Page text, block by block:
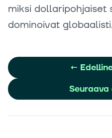
miksi dollaripohjaiset
dominoivat globaalisti.
←